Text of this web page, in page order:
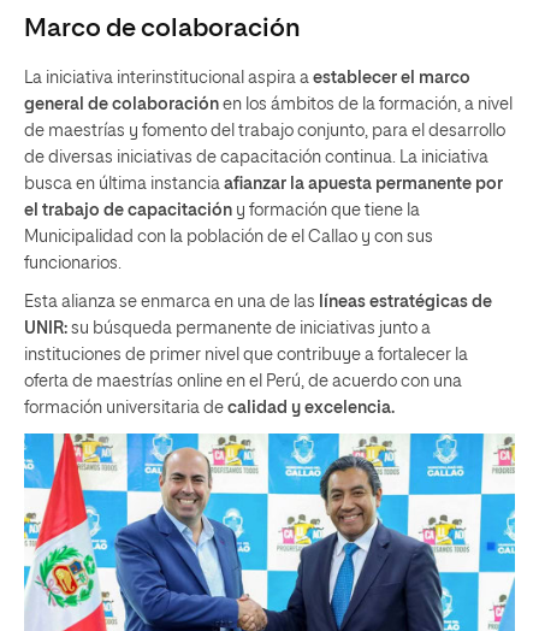
Marco de colaboración
La iniciativa interinstitucional aspira a establecer el marco
general de colaboración en los ámbitos de la formación, a nivel
de maestrías y fomento del trabajo conjunto, para el desarrollo
de diversas iniciativas de capacitación continua. La iniciativa
busca en última instancia afianzar la apuesta permanente por
el trabajo de capacitación y formación que tiene la
Municipalidad con la población de el Callao y con sus
funcionarios.
Esta alianza se enmarca en una de las
líneas estratégicas de
UNIR: su búsqueda permanente de iniciativas junto a
instituciones de primer nivel que contribuye a fortalecer la
oferta de maestrías online en el Perú, de acuerdo con una
formación universitaria de calidad y excelencia.